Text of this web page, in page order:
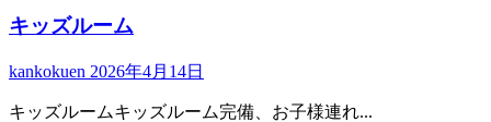
キッズルーム
kankokuen 2026年4月14日
キッズルームキッズルーム完備、お子様連れ...